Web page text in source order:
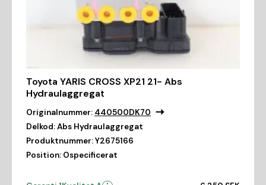
Toyota YARIS CROSS XP21 21- Abs
Hydraulaggregat
Originalnummer: 440500DK70
Delkod:Abs Hydraulaggregat
Produktnummer:Y2675166
Position: Ospecificerat